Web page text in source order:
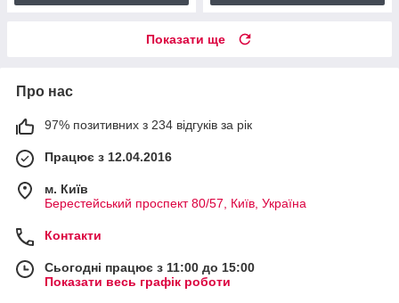
Показати ще
Про нас
97% позитивних з 234 відгуків за рік
Працює з 12.04.2016
м. Київ
Берестейський проспект 80/57, Київ, Україна
Контакти
Сьогодні працює з 11:00 до 15:00
Показати весь графік роботи